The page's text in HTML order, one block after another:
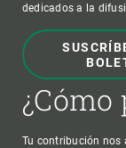
dedicados a la
¿Cómo
Tu contribución nos